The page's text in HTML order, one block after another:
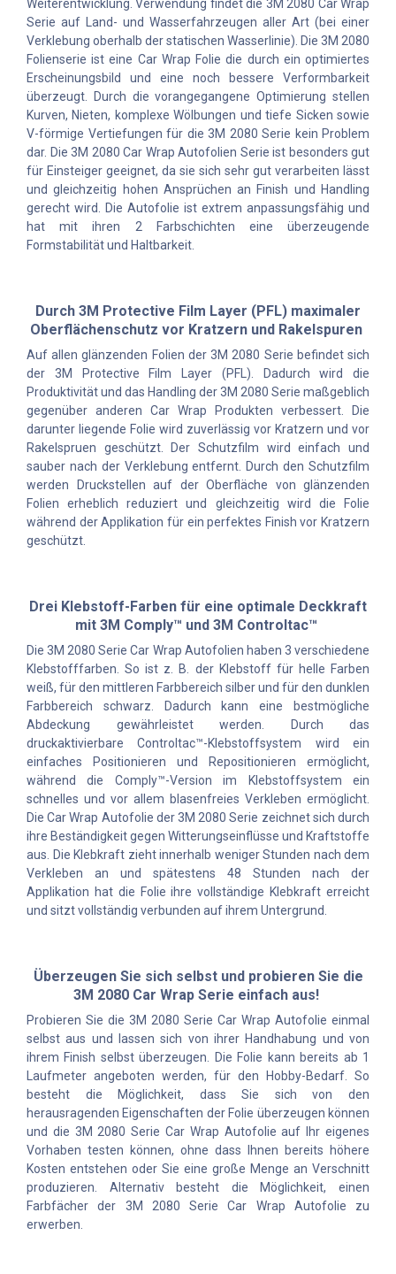
Weiterentwicklung. Verwendung findet die 3M 2080 Car Wrap
Serie auf Land- und Wasserfahrzeugen aller Art (bei einer
Verklebung oberhalb der statischen Wasserlinie). Die 3M 2080
Folienserie ist eine Car Wrap Folie die durch ein optimiertes
Erscheinungsbild und eine noch bessere Verformbarkeit
überzeugt. Durch die vorangegangene Optimierung stellen
Kurven, Nieten, komplexe Wölbungen und tiefe Sicken sowie
V-förmige Vertiefungen für die 3M 2080 Serie kein Problem
dar. Die 3M 2080 Car Wrap Autofolien Serie ist besonders gut
für Einsteiger geeignet, da sie sich sehr gut verarbeiten lässt
und gleichzeitig hohen Ansprüchen an Finish und Handling
gerecht wird. Die Autofolie ist extrem anpassungsfähig und
hat mit ihren 2 Farbschichten eine überzeugende
Formstabilität und Haltbarkeit.
Durch 3M Protective Film Layer (PFL) maximaler
Oberflächenschutz vor Kratzern und Rakelspuren
Auf allen glänzenden Folien der 3M 2080 Serie befindet sich
der 3M Protective Film Layer (PFL). Dadurch wird die
Produktivität und das Handling der 3M 2080 Serie maßgeblich
gegenüber anderen Car Wrap Produkten verbessert. Die
darunter liegende Folie wird zuverlässig vor Kratzern und vor
Rakelspruen geschützt. Der Schutzfilm wird einfach und
sauber nach der Verklebung entfernt. Durch den Schutzfilm
werden Druckstellen auf der Oberfläche von glänzenden
Folien erheblich reduziert und gleichzeitig wird die Folie
während der Applikation für ein perfektes Finish vor Kratzern
geschützt.
Drei Klebstoff-Farben für eine optimale Deckkraft
mit 3M Comply™ und 3M Controltac™
Die 3M 2080 Serie Car Wrap Autofolien haben 3 verschiedene
Klebstofffarben. So ist z. B. der Klebstoff für helle Farben
weiß, für den mittleren Farbbereich silber und für den dunklen
Farbbereich schwarz. Dadurch kann eine bestmögliche
Abdeckung gewährleistet werden. Durch das
druckaktivierbare Controltac™-Klebstoffsystem wird ein
einfaches Positionieren und Repositionieren ermöglicht,
während die Comply™-Version im Klebstoffsystem ein
schnelles und vor allem blasenfreies Verkleben ermöglicht.
Die Car Wrap Autofolie der 3M 2080 Serie zeichnet sich durch
ihre Beständigkeit gegen Witterungseinflüsse und Kraftstoffe
aus. Die Klebkraft zieht innerhalb weniger Stunden nach dem
Verkleben an und spätestens 48 Stunden nach der
Applikation hat die Folie ihre vollständige Klebkraft erreicht
und sitzt vollständig verbunden auf ihrem Untergrund.
Überzeugen Sie sich selbst und probieren Sie die
3M 2080 Car Wrap Serie einfach aus!
Probieren Sie die 3M 2080 Serie Car Wrap Autofolie einmal
selbst aus und lassen sich von ihrer Handhabung und von
ihrem Finish selbst überzeugen. Die Folie kann bereits ab 1
Laufmeter angeboten werden, für den Hobby-Bedarf. So
besteht die Möglichkeit, dass Sie sich von den
herausragenden Eigenschaften der Folie überzeugen können
und die 3M 2080 Serie Car Wrap Autofolie auf Ihr eigenes
Vorhaben testen können, ohne dass Ihnen bereits höhere
Kosten entstehen oder Sie eine große Menge an Verschnitt
produzieren. Alternativ besteht die Möglichkeit, einen
Farbfächer der 3M 2080 Serie Car Wrap Autofolie zu
erwerben.